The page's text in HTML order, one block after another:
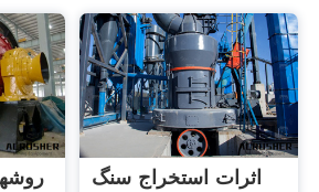
اثرات استخراج سنگ